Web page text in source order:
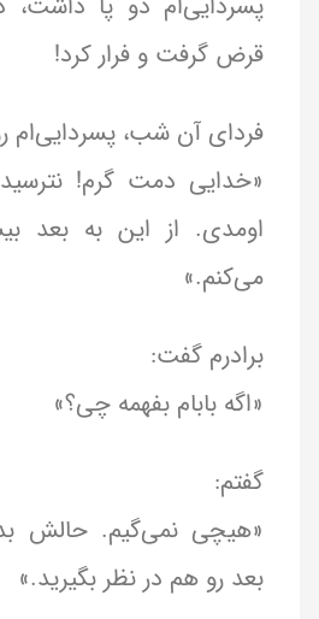
قرض گرفت و فرار کرد!
فردای آن شب، پسردایی‌ام
«خدایی دمت گرم!
اومدی. از این به بعد
می‌کنم.»
برادرم گفت:
«اگه بابام بفهمه چی؟»
گفتم:
«هیچی نمی‌گیم. حالش
بعد رو هم در نظر بگیرید.»